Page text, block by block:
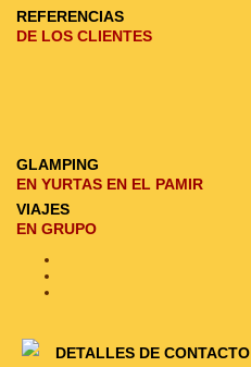
REFERENCIAS
DE LOS CLIENTES
GLAMPING
EN YURTAS EN EL PAMIR
VIAJES
EN GRUPO
DETALLES DE CONTACTO